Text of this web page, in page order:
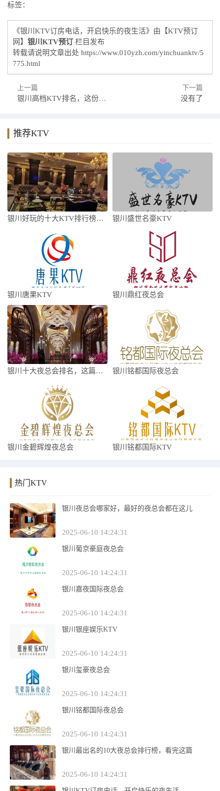
标签：
《银川KTV订房电话，开启快乐的夜生活》由【KTV预订
网】 银川KTV预订 栏目发布
转载请说明文章出处 https://www.010yzh.com/yinchuanktv/5
775.html
上一篇
银川高档KTV排名，这份榜单哪个深得你心
下一篇
没有了
推荐KTV
银川好玩的十大KTV排行榜，怎么才能避免 银川盛世名豪KTV
银川唐果KTV 银川鼎红夜总会
银川十大夜总会排名，这篇文章对你玩耍非常 银川铭都国际夜总会
银川金碧辉煌夜总会 银川铭都国际KTV
热门KTV
银川夜总会哪家好，最好的夜总会都在这儿
2025-06-10 14:24:31
银川葡京豪庭夜总会
2025-06-10 14:24:31
银川嘉夜国际夜总会
2025-06-10 14:24:31
银川银座娱乐KTV
2025-06-10 14:24:31
银川玺豪夜总会
2025-06-10 14:24:31
银川铭都国际夜总会
2025-06-10 14:24:31
银川最出名的10大夜总会排行榜，看完这篇
2025-06-10 14:24:31